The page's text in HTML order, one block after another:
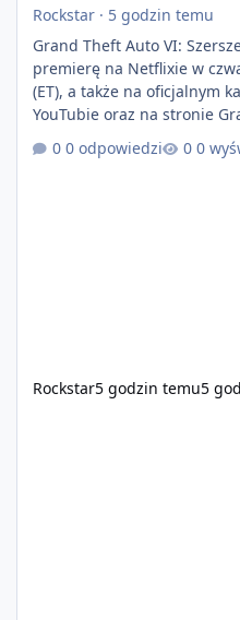
Rockstar · 5 godzin temu
Grand Theft Auto VI:
premierę na Netflixie w
(ET), a także na oficjalnym
YouTubie oraz na stronie
(ET) 27 sierpnia. https://netflix.com/GTAVI Grand Theft
Auto VI będzie dostępne 19
0 odpowiedzi 0
Rockstar5 godzin temu5